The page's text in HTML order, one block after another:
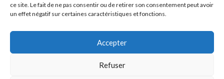
ce site. Le fait de ne pas consentir ou de retirer son consentement peut avoir
un effet négatif sur certaines caractéristiques et fonctions.
Accepter
Refuser
Créé parPixemotion